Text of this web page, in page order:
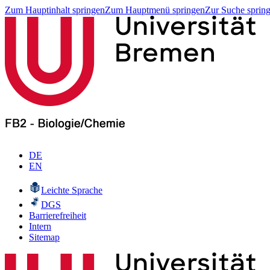
Zum Hauptinhalt springenZum Hauptmenü springenZur Suche
DE
EN
Leichte Sprache
DGS
Barrierefreiheit
Intern
Sitemap